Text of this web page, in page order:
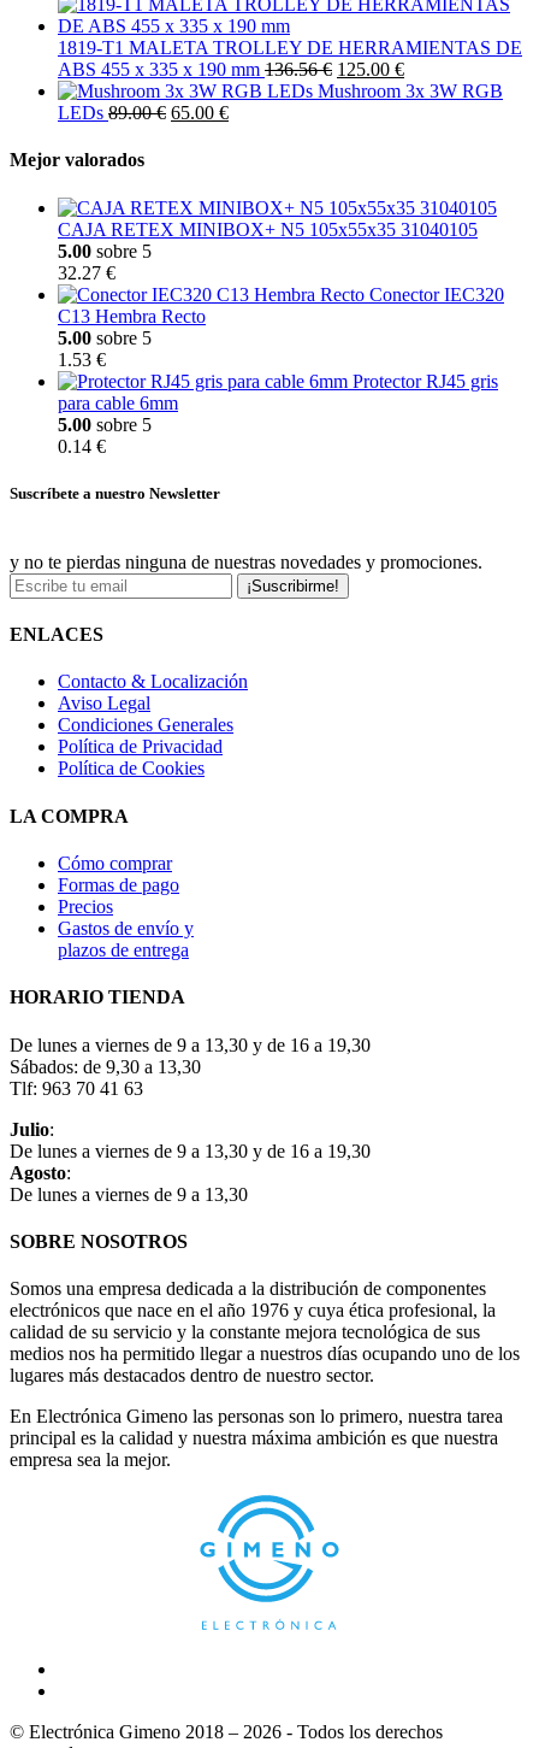
1819-T1 MALETA TROLLEY DE HERRAMIENTAS DE
ABS 455 x 335 x 190 mm 136.56 € 125.00 €
Mushroom 3x 3W RGB
LEDs 89.00 € 65.00 €
Mejor valorados
CAJA RETEX MINIBOX+ N5 105x55x35 31040105
5.00 sobre 5
32.27 €
Conector IEC320
C13 Hembra Recto
5.00 sobre 5
1.53 €
Protector RJ45 gris
para cable 6mm
5.00 sobre 5
0.14 €
Suscríbete a nuestro Newsletter
y no te pierdas ninguna de nuestras novedades y promociones.
¡Suscribirme!
ENLACES
Contacto & Localización
Aviso Legal
Condiciones Generales
Política de Privacidad
Política de Cookies
LA COMPRA
Cómo comprar
Formas de pago
Precios
Gastos de envío y
plazos de entrega
HORARIO TIENDA
De lunes a viernes de 9 a 13,30 y de 16 a 19,30
Sábados: de 9,30 a 13,30
Tlf: 963 70 41 63
Julio:
De lunes a viernes de 9 a 13,30 y de 16 a 19,30
Agosto:
De lunes a viernes de 9 a 13,30
SOBRE NOSOTROS
Somos una empresa dedicada a la distribución de componentes
electrónicos que nace en el año 1976 y cuya ética profesional, la
calidad de su servicio y la constante mejora tecnológica de sus
medios nos ha permitido llegar a nuestros días ocupando uno de los
lugares más destacados dentro de nuestro sector.
En Electrónica Gimeno las personas son lo primero, nuestra tarea
principal es la calidad y nuestra máxima ambición es que nuestra
empresa sea la mejor.
© Electrónica Gimeno 2018 – 2026 - Todos los derechos